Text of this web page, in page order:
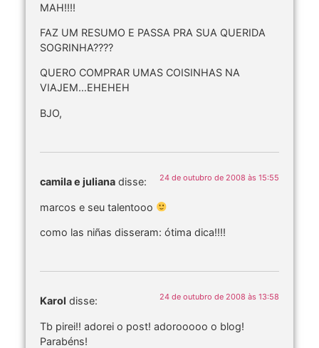
MAH!!!!
FAZ UM RESUMO E PASSA PRA SUA QUERIDA
SOGRINHA????
QUERO COMPRAR UMAS COISINHAS NA
VIAJEM…EHEHEH
BJO,
camila e juliana disse: 24 de outubro de 2008 às 15:55
marcos e seu talentooo
como las niñas disseram: ótima dica!!!!
Karol disse: 24 de outubro de 2008 às 13:58
Tb pirei!! adorei o post! adorooooo o blog!
Parabéns!